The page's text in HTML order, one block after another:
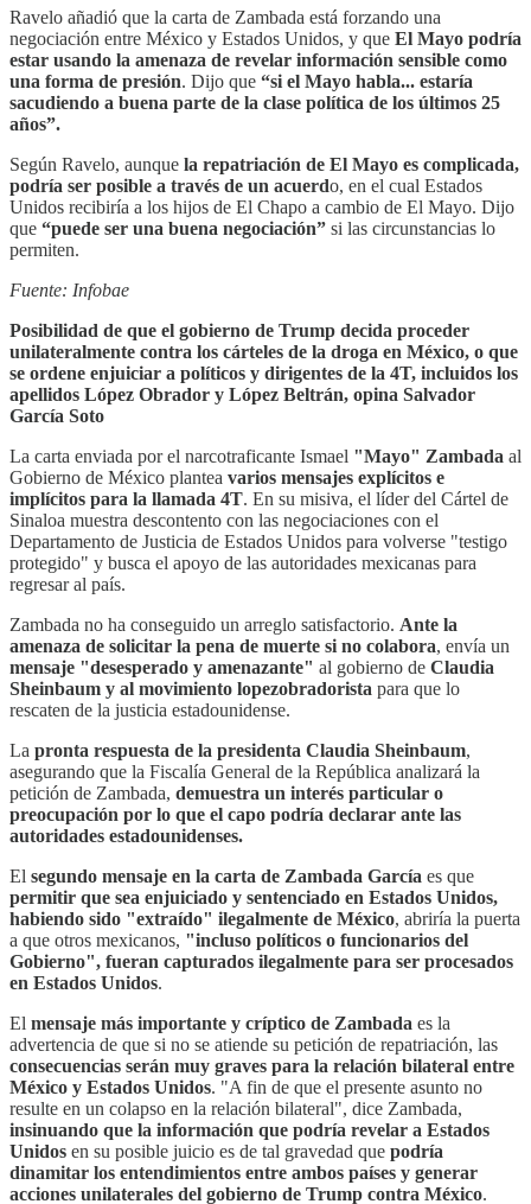
Ravelo añadió que la carta de Zambada está forzando una
negociación entre México y Estados Unidos, y que El Mayo podría
estar usando la amenaza de revelar información sensible como
una forma de presión. Dijo que “si el Mayo habla... estaría
sacudiendo a buena parte de la clase política de los últimos 25
años”.
Según Ravelo, aunque la repatriación de El Mayo es complicada,
podría ser posible a través de un acuerdo, en el cual Estados
Unidos recibiría a los hijos de El Chapo a cambio de El Mayo. Dijo
que “puede ser una buena negociación” si las circunstancias lo
permiten.
Fuente: Infobae
Posibilidad de que el gobierno de Trump decida proceder
unilateralmente contra los cárteles de la droga en México, o que
se ordene enjuiciar a políticos y dirigentes de la 4T, incluidos los
apellidos López Obrador y López Beltrán, opina Salvador
García Soto
La carta enviada por el narcotraficante Ismael "Mayo" Zambada al
Gobierno de México plantea varios mensajes explícitos e
implícitos para la llamada 4T. En su misiva, el líder del Cártel de
Sinaloa muestra descontento con las negociaciones con el
Departamento de Justicia de Estados Unidos para volverse "testigo
protegido" y busca el apoyo de las autoridades mexicanas para
regresar al país.
Zambada no ha conseguido un arreglo satisfactorio. Ante la
amenaza de solicitar la pena de muerte si no colabora, envía un
mensaje "desesperado y amenazante" al gobierno de Claudia
Sheinbaum y al movimiento lopezobradorista para que lo
rescaten de la justicia estadounidense.
La pronta respuesta de la presidenta Claudia Sheinbaum,
asegurando que la Fiscalía General de la República analizará la
petición de Zambada, demuestra un interés particular o
preocupación por lo que el capo podría declarar ante las
autoridades estadounidenses.
El segundo mensaje en la carta de Zambada García es que
permitir que sea enjuiciado y sentenciado en Estados Unidos,
habiendo sido "extraído" ilegalmente de México, abriría la puerta
a que otros mexicanos, "incluso políticos o funcionarios del
Gobierno", fueran capturados ilegalmente para ser procesados
en Estados Unidos.
El mensaje más importante y críptico de Zambada es la
advertencia de que si no se atiende su petición de repatriación, las
consecuencias serán muy graves para la relación bilateral entre
México y Estados Unidos. "A fin de que el presente asunto no
resulte en un colapso en la relación bilateral", dice Zambada,
insinuando que la información que podría revelar a Estados
Unidos en su posible juicio es de tal gravedad que podría
dinamitar los entendimientos entre ambos países y generar
acciones unilaterales del gobierno de Trump contra México.